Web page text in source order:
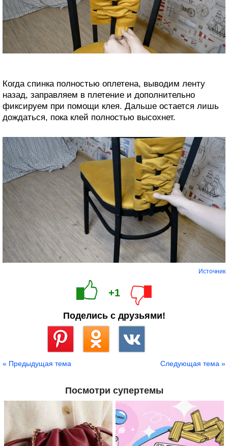
Когда спинка полностью оплетена, выводим ленту
назад, заправляем в плетение и дополнительно
фиксируем при помощи клея. Дальше остается лишь
дождаться, пока клей полностью высохнет.
Источник
+1
Поделись с друзьями!
« Предыдущая тема Следующая тема »
Посмотри супертемы